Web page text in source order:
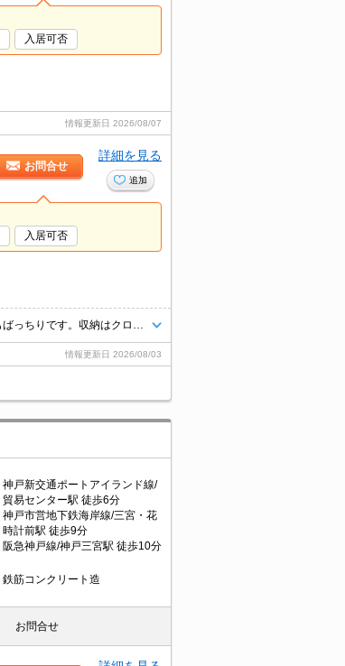
入居可否
情報更新日 2026/08/07
お問合せ
詳細を見る
追加
入居可否
情報更新日 2026/08/03
神戸新交通ポートアイランド線/
貿易センター駅 徒歩6分
神戸市営地下鉄海岸線/三宮・花
時計前駅 徒歩9分
阪急神戸線/神戸三宮駅 徒歩10分
鉄筋コンクリート造
お問合せ